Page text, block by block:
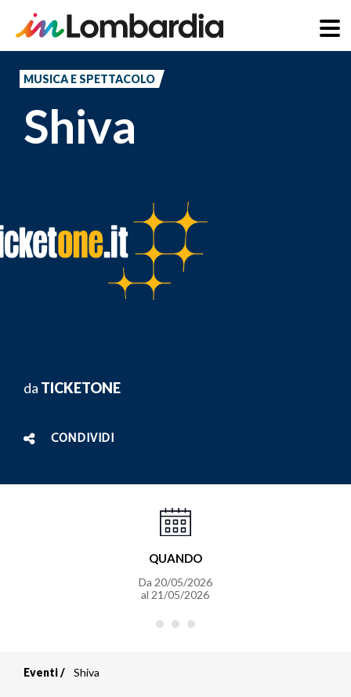
principale
MUSICA E SPETTACOLO
Shiva
da TICKETONE
CONDIVIDI
QUANDO
Da 20/05/2026
al 21/05/2026
Eventi Shiva